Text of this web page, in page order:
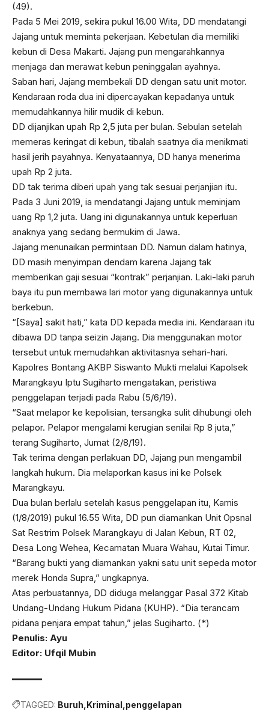
(49).
Pada 5 Mei 2019, sekira pukul 16.00 Wita, DD mendatangi
Jajang untuk meminta pekerjaan. Kebetulan dia memiliki
kebun di Desa Makarti. Jajang pun mengarahkannya
menjaga dan merawat kebun peninggalan ayahnya.
Saban hari, Jajang membekali DD dengan satu unit motor.
Kendaraan roda dua ini dipercayakan kepadanya untuk
memudahkannya hilir mudik di kebun.
DD dijanjikan upah Rp 2,5 juta per bulan. Sebulan setelah
memeras keringat di kebun, tibalah saatnya dia menikmati
hasil jerih payahnya. Kenyataannya, DD hanya menerima
upah Rp 2 juta.
DD tak terima diberi upah yang tak sesuai perjanjian itu.
Pada 3 Juni 2019, ia mendatangi Jajang untuk meminjam
uang Rp 1,2 juta. Uang ini digunakannya untuk keperluan
anaknya yang sedang bermukim di Jawa.
Jajang menunaikan permintaan DD. Namun dalam hatinya,
DD masih menyimpan dendam karena Jajang tak
memberikan gaji sesuai “kontrak” perjanjian. Laki-laki paruh
baya itu pun membawa lari motor yang digunakannya untuk
berkebun.
“[Saya] sakit hati,” kata DD kepada media ini. Kendaraan itu
dibawa DD tanpa seizin Jajang. Dia menggunakan motor
tersebut untuk memudahkan aktivitasnya sehari-hari.
Kapolres Bontang AKBP Siswanto Mukti melalui Kapolsek
Marangkayu Iptu Sugiharto mengatakan, peristiwa
penggelapan terjadi pada Rabu (5/6/19).
“Saat melapor ke kepolisian, tersangka sulit dihubungi oleh
pelapor. Pelapor mengalami kerugian senilai Rp 8 juta,”
terang Sugiharto, Jumat (2/8/19).
Tak terima dengan perlakuan DD, Jajang pun mengambil
langkah hukum. Dia melaporkan kasus ini ke Polsek
Marangkayu.
Dua bulan berlalu setelah kasus penggelapan itu, Kamis
(1/8/2019) pukul 16.55 Wita, DD pun diamankan Unit Opsnal
Sat Restrim Polsek Marangkayu di Jalan Kebun, RT 02,
Desa Long Wehea, Kecamatan Muara Wahau, Kutai Timur.
“Barang bukti yang diamankan yakni satu unit sepeda motor
merek Honda Supra,” ungkapnya.
Atas perbuatannya, DD diduga melanggar Pasal 372 Kitab
Undang-Undang Hukum Pidana (KUHP). “Dia terancam
pidana penjara empat tahun,” jelas Sugiharto. (*)
Penulis: Ayu
Editor: Ufqil Mubin
TAGGED: Buruh Kriminal penggelapan